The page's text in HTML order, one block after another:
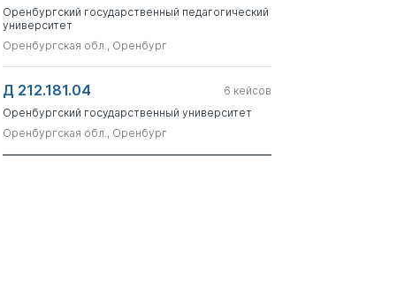
Оренбургский государственный педагогический
университет
Оренбургская обл., Оренбург
Д 212.181.04 6 кейсов
Оренбургский государственный университет
Оренбургская обл., Оренбург